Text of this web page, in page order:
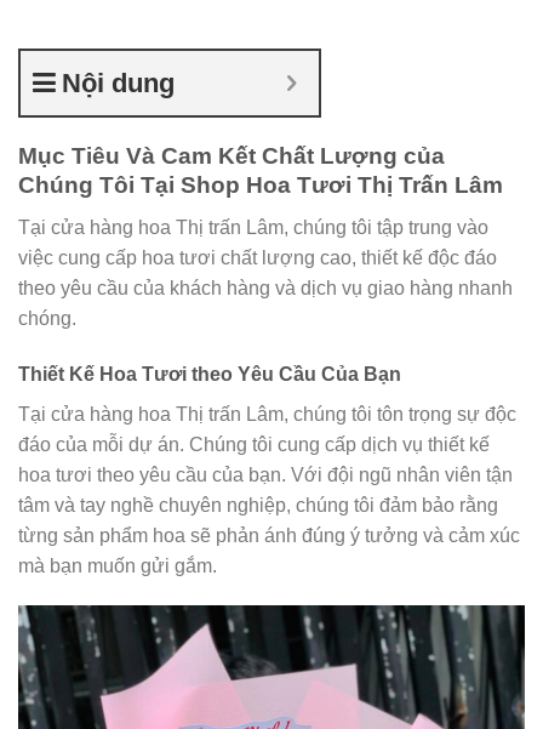
Nội dung
Mục Tiêu Và Cam Kết Chất Lượng của
Chúng Tôi Tại Shop Hoa Tươi Thị Trấn Lâm
Tại cửa hàng hoa Thị trấn Lâm, chúng tôi tập trung vào
việc cung cấp hoa tươi chất lượng cao, thiết kế độc đáo
theo yêu cầu của khách hàng và dịch vụ giao hàng nhanh
chóng.
Thiết Kế Hoa Tươi theo Yêu Cầu Của Bạn
Tại cửa hàng hoa Thị trấn Lâm, chúng tôi tôn trọng sự độc
đáo của mỗi dự án. Chúng tôi cung cấp dịch vụ thiết kế
hoa tươi theo yêu cầu của bạn. Với đội ngũ nhân viên tận
tâm và tay nghề chuyên nghiệp, chúng tôi đảm bảo rằng
từng sản phẩm hoa sẽ phản ánh đúng ý tưởng và cảm xúc
mà bạn muốn gửi gắm.